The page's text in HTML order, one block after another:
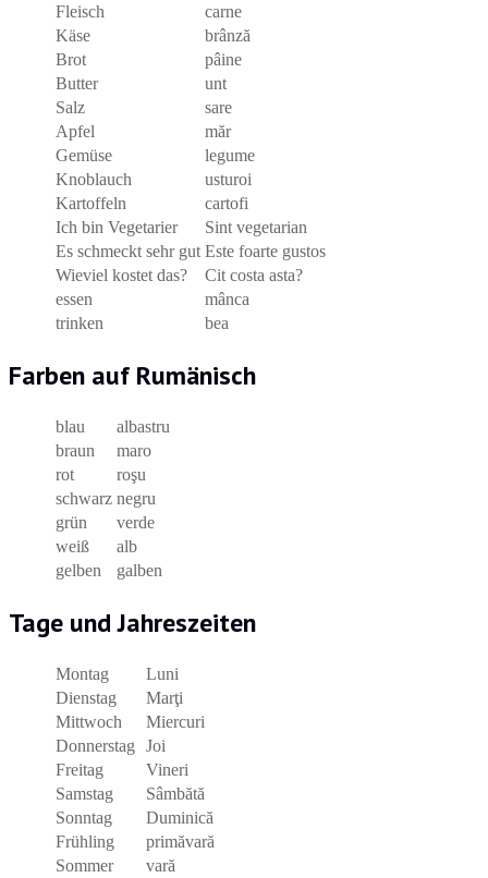
Fleisch
carne
Käse
brânză
Brot
pâine
Butter
unt
Salz
sare
Apfel
măr
Gemüse
legume
Knoblauch
usturoi
Kartoffeln
cartofi
Ich bin Vegetarier
Sint vegetarian
Es schmeckt sehr gut Este foarte gustos
Wieviel kostet das?
Cit costa asta?
essen
mânca
trinken
bea
Farben auf Rumänisch
blau
albastru
braun
maro
rot
roşu
schwarz negru
grün
verde
weiß
alb
gelben
galben
Tage und Jahreszeiten
Montag
Luni
Dienstag
Marţi
Mittwoch
Miercuri
Donnerstag
Joi
Freitag
Vineri
Samstag
Sâmbătă
Sonntag
Duminică
Frühling
primăvară
Sommer
vară